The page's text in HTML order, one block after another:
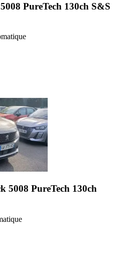
5008 PureTech 130ch S&S
5008 PureTech 130ch